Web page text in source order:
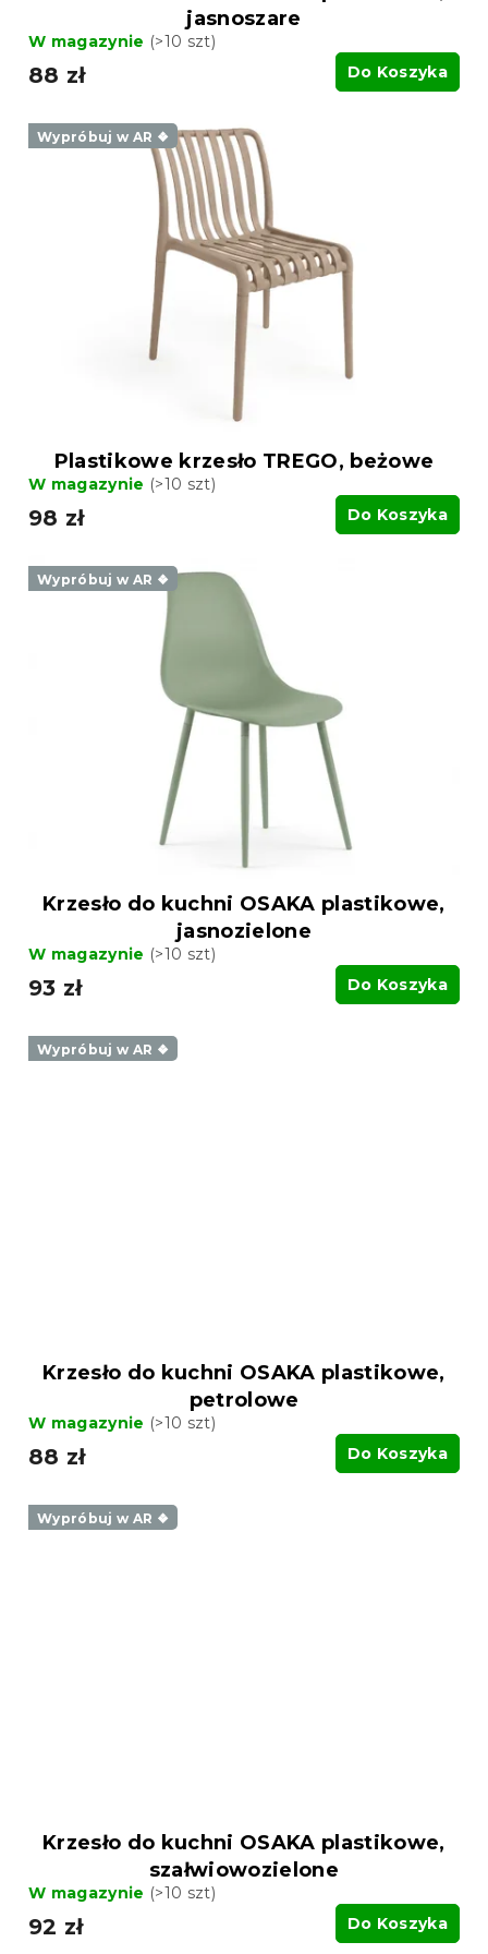
jasnoszare
W magazynie (>10 szt)
88 zł Do Koszyka
Wypróbuj w AR ❖
Plastikowe krzesło TREGO, beżowe
W magazynie (>10 szt)
98 zł Do Koszyka
Wypróbuj w AR ❖
Krzesło do kuchni OSAKA plastikowe,
jasnozielone
W magazynie (>10 szt)
93 zł Do Koszyka
Wypróbuj w AR ❖
Krzesło do kuchni OSAKA plastikowe,
petrolowe
W magazynie (>10 szt)
88 zł Do Koszyka
Wypróbuj w AR ❖
Krzesło do kuchni OSAKA plastikowe,
szałwiowozielone
W magazynie (>10 szt)
92 zł Do Koszyka